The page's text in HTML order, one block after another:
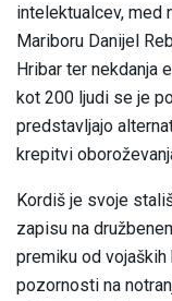
intelektualcev, med
Mariboru Danijel
Hribar ter nekdanja
kot 200 ljudi se je
predstavljajo
krepitvi
Kordiš je svoje
zapisu na
premiku od
pozornosti na